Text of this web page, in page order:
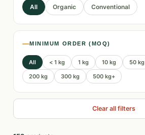
All Organic Conventional
MINIMUM ORDER (MOQ)
All < 1 kg 1 kg 10 kg 50 kg
200 kg
300 kg 500 kg+
Clear all filters